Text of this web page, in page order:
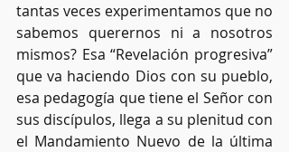
tantas veces experimentamos que no
sabemos querernos ni a nosotros
mismos? Esa “Revelación progresiva”
que va haciendo Dios con su pueblo,
esa pedagogía que tiene el Señor con
sus discípulos, llega a su plenitud con
el Mandamiento Nuevo de la última